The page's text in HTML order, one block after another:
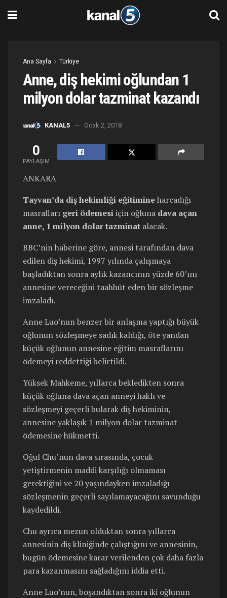
Ana Sayfa Türkiye
Anne, diş hekimi oğlundan 1
milyon dolar tazminat kazandı
KANAL5 Ocak 2, 2018
0
PAYLAŞIM
ANKARA
Tayvan’da diş hekimliği eğitimineharcadığı
masrafları geri ödemesiiçin oğluna dava açan
anne, 1 milyon dolar tazminat alacak.
BBC’nin haberine göre, annesi tarafından dava
edilen diş hekimi, 1997 yılında çalışmaya
başladıktan sonra aylık kazancının yüzde 60’ını
annesine vereceğini taahhüt eden bir sözleşme
imzaladı.
Anne Luo’nun benzer bir anlaşma yaptığı büyük
oğlunun sözleşmeye sadık kaldığı, öte yandan
küçük oğlunun annesine eğitim masraflarını
ödemeyi reddettiği belirtildi.
Yüksek Mahkeme, yıllarca bekledikten sonra
küçük oğluna dava açan anneyi haklı ve
sözleşmeyi geçerli bularak diş hekiminin,
annesine yaklaşık 1 milyon dolar tazminat
ödemesine hükmetti.
Oğul Chu’nun dava sırasında, çocuk
yetiştirmenin maddi karşılığı olmaması
gerektiğini ve 20 yaşındayken imzaladığı
sözleşmenin geçerli sayılamayacağını savunduğu
kaydedildi.
Chu ayrıca mezun olduktan sonra yıllarca
annesinin diş kliniğinde çalıştığını ve annesinin,
bugün ödemesine karar verilenden çok daha fazla
para kazanmasını sağladığını iddia etti.
Anne Luo’nun, boşandıktan sonra iki oğlunun